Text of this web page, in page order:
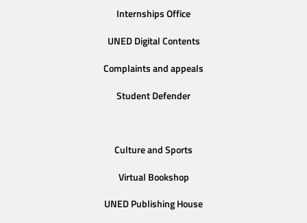
Internships Office
UNED Digital Contents
Complaints and appeals
Student Defender
Culture and Sports
Virtual Bookshop
UNED Publishing House